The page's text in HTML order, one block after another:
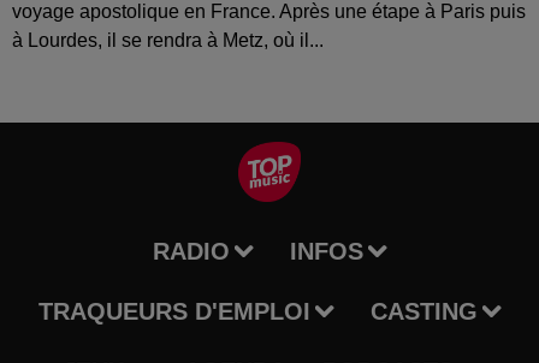
voyage apostolique en France. Après une étape à Paris puis
à Lourdes, il se rendra à Metz, où il...
RADIO INFOS
TRAQUEURS D'EMPLOI CASTING